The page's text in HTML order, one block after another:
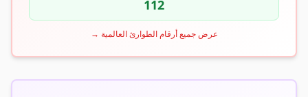
112
عرض جميع أرقام الطوارئ العالمية →